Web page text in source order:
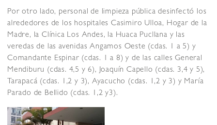
Por otro lado, personal de limpieza pública desinfectó los
alrededores de los hospitales Casimiro Ulloa, Hogar de la
Madre, la Clínica Los Andes, la Huaca Pucllana y las
veredas de las avenidas Angamos Oeste (cdas. 1 a 5) y
Comandante Espinar (cdas. 1 a 8) y de las calles General
Mendiburu (cdas. 4,5 y 6), Joaquín Capello (cdas. 3,4 y 5),
Tarapacá (cdas. 1,2 y 3), Ayacucho (cdas. 1,2 y 3) y María
Parado de Bellido (cdas. 1,2 y3).